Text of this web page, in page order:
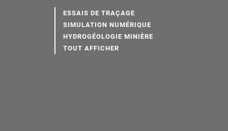
ESSAIS DE TRAÇAGE
SIMULATION NUMÉRIQUE
HYDROGÉOLOGIE MINIÈRE
TOUT AFFICHER